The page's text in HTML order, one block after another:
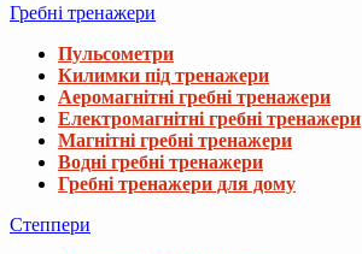
Гребні тренажери
Пульсометри
Килимки під тренажери
Аеромагнітні гребні тренажери
Електромагнітні гребні тренажери
Магнітні гребні тренажери
Водні гребні тренажери
Гребні тренажери для дому
Степпери